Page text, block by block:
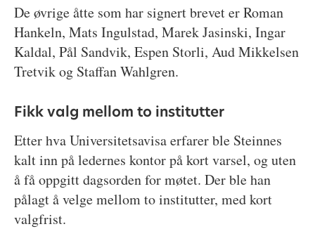
De øvrige åtte som har signert brevet er Roman
Hankeln, Mats Ingulstad, Marek Jasinski, Ingar
Kaldal, Pål Sandvik, Espen Storli, Aud Mikkelsen
Tretvik og Staffan Wahlgren.
Fikk valg mellom to institutter
Etter hva Universitetsavisa erfarer ble Steinnes
kalt inn på ledernes kontor på kort varsel, og uten
å få oppgitt dagsorden for møtet. Der ble han
pålagt å velge mellom to institutter, med kort
valgfrist.